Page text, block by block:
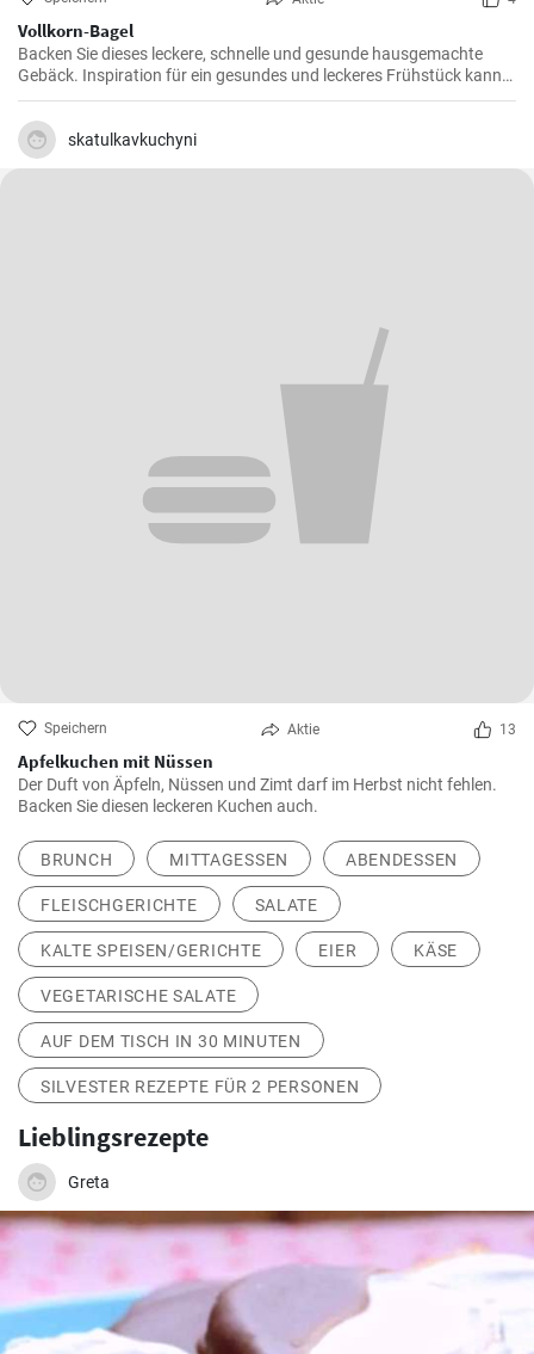
Vollkorn-Bagel
Backen Sie dieses leckere, schnelle und gesunde hausgemachte
Gebäck. Inspiration für ein gesundes und leckeres Frühstück kann
man nie genug haben.
skatulkavkuchyni
Speichern Aktie 13
Apfelkuchen mit Nüssen
Der Duft von Äpfeln, Nüssen und Zimt darf im Herbst nicht fehlen.
Backen Sie diesen leckeren Kuchen auch.
BRUNCH MITTAGESSEN ABENDESSEN
FLEISCHGERICHTE SALATE
KALTE SPEISEN/GERICHTE EIER KÄSE
VEGETARISCHE SALATE
AUF DEM TISCH IN 30 MINUTEN
SILVESTER REZEPTE FÜR 2 PERSONEN
Lieblingsrezepte
Greta